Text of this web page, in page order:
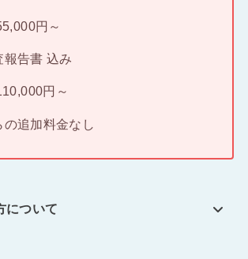
円～
報告書 込み
円～
の追加料金なし
について